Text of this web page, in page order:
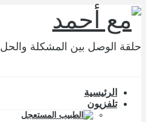
حلقة الوصل بين المشكلة والحل
الرئيسية
تلفزيون